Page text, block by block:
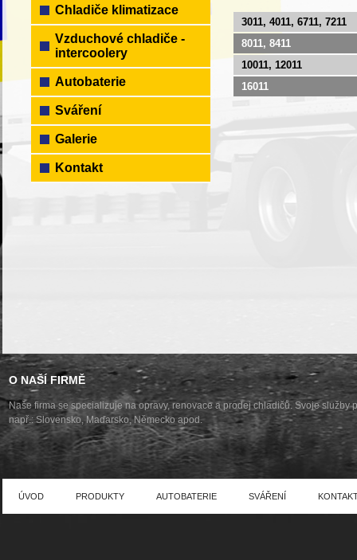
Chladiče klimatizace
Vzduchové chladiče -
intercoolery
Autobaterie
Sváření
Galerie
Kontakt
3011, 4011, 6711, 7211
8011, 8411
10011, 12011
16011
O NAŠÍ FIRMĚ
Naše firma se specializuje na opravy, renovace a prodej chladičů. Svoje
např.: Slovensko, Maďarsko, Německo apod.
ÚVOD PRODUKTY AUTOBATERIE SVÁŘENÍ